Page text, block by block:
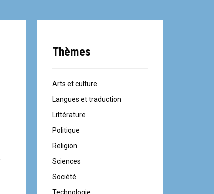
Thèmes
Arts et culture
Langues et traduction
Littérature
Politique
Religion
Sciences
Société
Technologie